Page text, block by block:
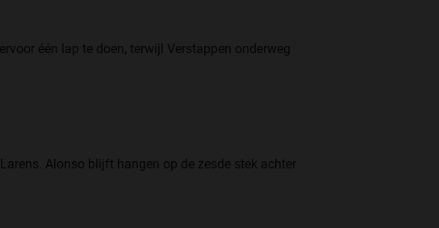
één lap te doen, terwijl Verstappen onderweg
Alonso blijft hangen op de zesde stek achter